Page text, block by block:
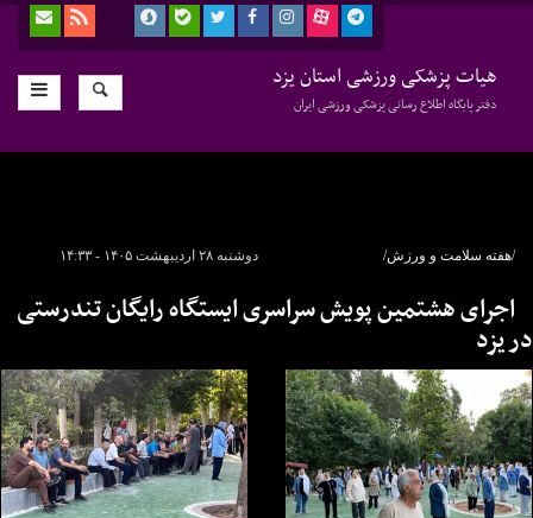
هیات پزشکی ورزشی استان یزد
دفتر پایگاه اطلاع رسانی پزشکی ورزشی ایران
دوشنبه ۲۸ اردیبهشت ۱۴۰۵ - ۱۴:۳۳ /هفته سلامت و ورزش/
اجرای هشتمین پویش سراسری ایستگاه رایگان تندرستی
در یزد